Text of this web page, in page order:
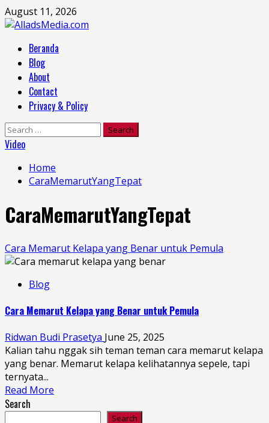
Skip
to
August 11, 2026
MenuBeranda
Blog
About
Contact
Privacy & Policy
Search
for:
Video
Home
CaraMemarutYangTepat
CaraMemarutYangTepat
Cara Memarut Kelapa yang Benar untuk Pemula
Blog
Cara Memarut Kelapa yang Benar untuk Pemula
Ridwan Budi Prasetya June 25, 2025
Kalian tahu nggak sih teman teman cara memarut kelapa
yang benar. Memarut kelapa kelihatannya sepele, tapi
ternyata...
Read More
Search
Search